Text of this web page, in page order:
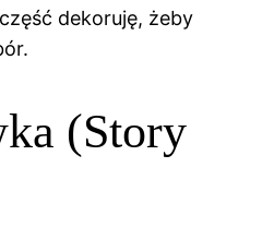
dekoruję, żeby
(Story